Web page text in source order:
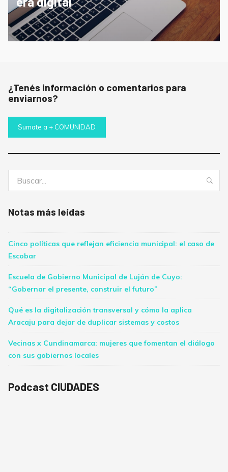
¿Tenés información o comentarios para
enviarnos?
Sumate a + COMUNIDAD
Notas más leídas
Cinco políticas que reflejan eficiencia municipal: el caso de
Escobar
Escuela de Gobierno Municipal de Luján de Cuyo:
“Gobernar el presente, construir el futuro”
Qué es la digitalización transversal y cómo la aplica
Aracaju para dejar de duplicar sistemas y costos
Vecinas x Cundinamarca: mujeres que fomentan el diálogo
con sus gobiernos locales
Podcast CIUDADES